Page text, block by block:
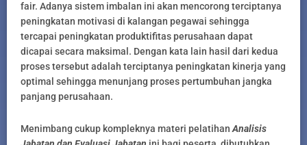
fair. Adanya sistem imbalan ini akan mencorong terciptanya
peningkatan motivasi di kalangan pegawai sehingga
tercapai peningkatan produktifitas perusahaan dapat
dicapai secara maksimal. Dengan kata lain hasil dari kedua
proses tersebut adalah terciptanya peningkatan kinerja yang
optimal sehingga menunjang proses pertumbuhan jangka
panjang perusahaan.
Menimbang cukup kompleknya materi pelatihan Analisis